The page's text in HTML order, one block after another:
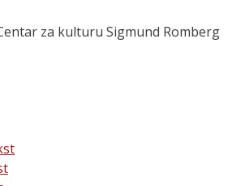
za kulturu Sigmund Romberg